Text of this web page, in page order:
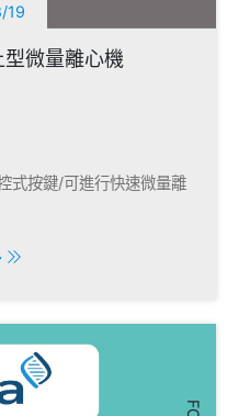
19
微量離心機
式按鍵/可進行快速微量離